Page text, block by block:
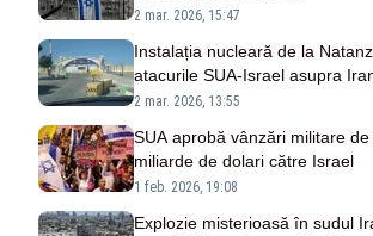
2 mar. 2026, 15:47
Instalația nucleară de la
atacurile SUA-Israel asupra
2 mar. 2026, 13:55
SUA aprobă vânzări militare
miliarde de dolari către Israel
1 feb. 2026, 19:08
Explozie misterioasă în sudul